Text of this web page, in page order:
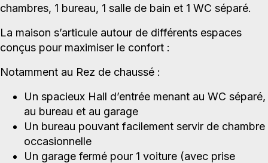
chambres, 1 bureau, 1 salle de bain et 1 WC séparé.
La maison s’articule autour de différents espaces
conçus pour maximiser le confort :
Notamment au Rez de chaussé :
Un spacieux Hall d’entrée menant au WC séparé,
au bureau et au garage
Un bureau pouvant facilement servir de chambre
occasionnelle
Un garage fermé pour 1 voiture (avec prise